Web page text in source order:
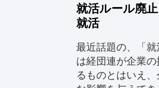
就活ルール廃
就活
最近話題の、「
は経団連が企業
るものとはいえ